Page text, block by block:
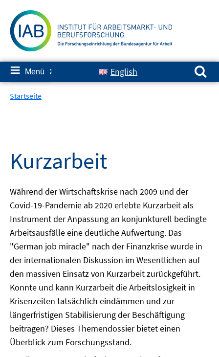
zum
Inhalt
≡ Menü ✘ English
Suchen nach:
Startseite
Kurzarbeit
Während der Wirtschaftskrise nach 2009 und der
Covid-19-Pandemie ab 2020 erlebte Kurzarbeit als
Instrument der Anpassung an konjunkturell bedingte
Arbeitsausfälle eine deutliche Aufwertung. Das
"German job miracle" nach der Finanzkrise wurde in
der internationalen Diskussion im Wesentlichen auf
den massiven Einsatz von Kurzarbeit zurückgeführt.
Konnte und kann Kurzarbeit die Arbeitslosigkeit in
Krisenzeiten tatsächlich eindämmen und zur
längerfristigen Stabilisierung der Beschäftigung
beitragen? Dieses Themendossier bietet einen
Überblick zum Forschungsstand.